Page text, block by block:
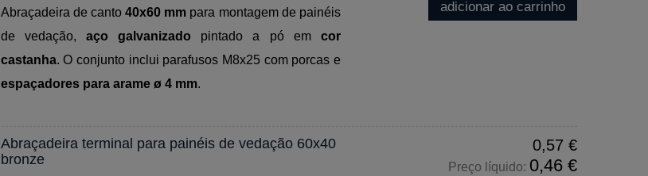
Abraçadeira de canto40x60 mm para montagem de painéis
de vedação, aço galvanizado pintado a pó em cor
castanha. O conjunto inclui parafusos M8x25 com porcas e
espaçadores para arame ø 4 mm.
adicionar ao carrinho
Abraçadeira terminal para painéis de vedação 60x40
bronze
0,57 €
Preço líquido: 0,46 €